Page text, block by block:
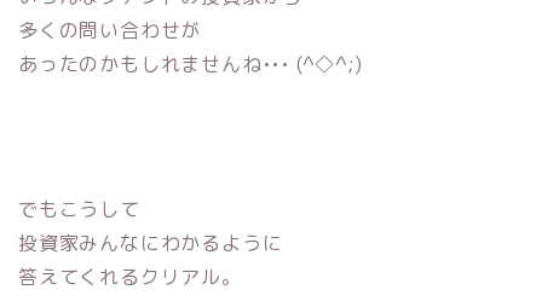
多くの問い合わせが
あったのかもしれませんね••• (^◇^;)
でもこうして
投資家みんなにわかるように
答えてくれるクリアル。